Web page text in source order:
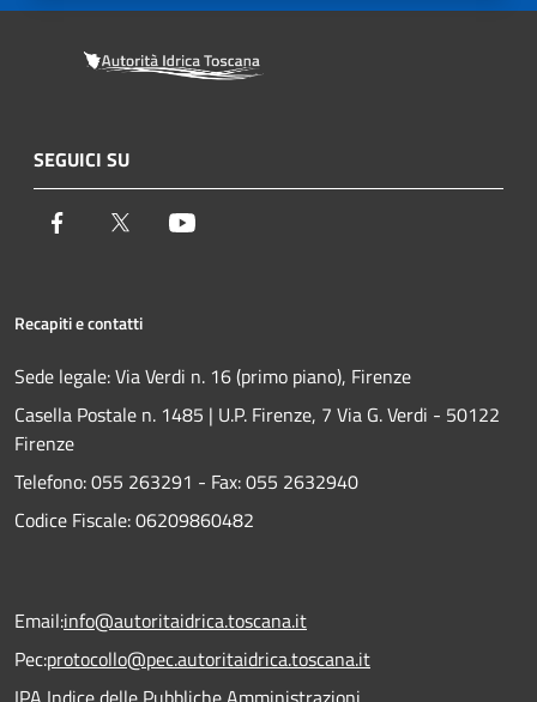
SEGUICI SU
Facebook Twitter
Recapiti e contatti
Sede legale: Via Verdi n. 16 (primo piano), Firenze
Casella Postale n. 1485 | U.P. Firenze, 7 Via G. Verdi - 50122
Firenze
Telefono:055 263291 - Fax:055 2632940
Codice Fiscale: 06209860482
Email:info@autoritaidrica.toscana.it
Pec:protocollo@pec.autoritaidrica.toscana.it